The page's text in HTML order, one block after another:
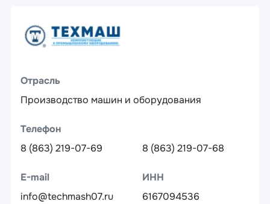
Отрасль
Производство машин и оборудования
Телефон
8 (863) 219-07-69
8 (863) 219-07-68
E-mail
info@techmash07.ru
ИНН
6167094536